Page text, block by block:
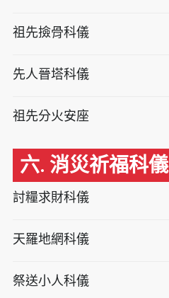
祖先撿骨科儀
先人晉塔科儀
祖先分火安座
六. 消災祈福科儀
討糧求財科儀
天羅地網科儀
祭送小人科儀